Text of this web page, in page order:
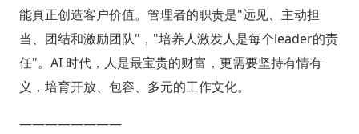
能真正创造客户价值。管理者的职责是"远见、主动担
当、团结和激励团队"，"培养人激发人是每个leader的责
任"。AI 时代，人是最宝贵的财富，更需要坚持有情有
义，培育开放、包容、多元的工作文化。
————————